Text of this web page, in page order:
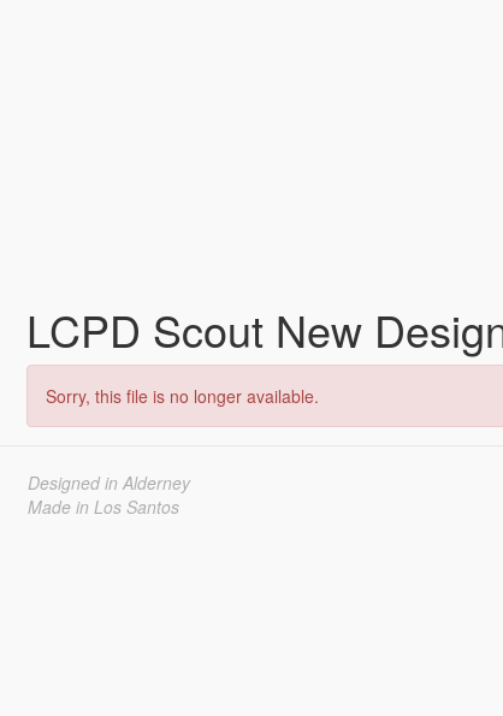
LCPD Scout New
Sorry, this file is no longer available.
Designed in Alderney
Made in Los Santos